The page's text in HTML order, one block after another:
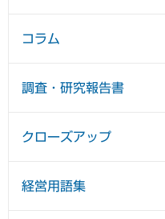
コラム
調査・研究報告書
クローズアップ
経営用語集